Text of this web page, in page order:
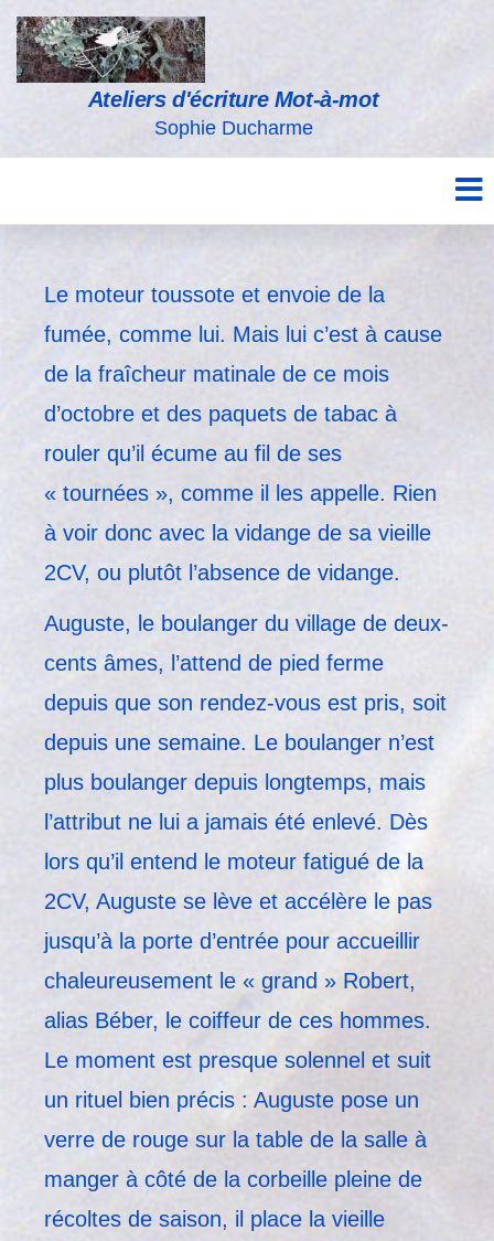
Ateliers d'écriture Mot-à-mot
Sophie Ducharme
Le moteur toussote et envoie de la
fumée, comme lui. Mais lui c’est à cause
de la fraîcheur matinale de ce mois
d’octobre et des paquets de tabac à
rouler qu’il écume au fil de ses
« tournées », comme il les appelle. Rien
à voir donc avec la vidange de sa vieille
2CV, ou plutôt l’absence de vidange.
Auguste, le boulanger du village de deux-
cents âmes, l’attend de pied ferme
depuis que son rendez-vous est pris, soit
depuis une semaine. Le boulanger n’est
plus boulanger depuis longtemps, mais
l’attribut ne lui a jamais été enlevé. Dès
lors qu’il entend le moteur fatigué de la
2CV, Auguste se lève et accélère le pas
jusqu’à la porte d’entrée pour accueillir
chaleureusement le « grand » Robert,
alias Béber, le coiffeur de ces hommes.
Le moment est presque solennel et suit
un rituel bien précis : Auguste pose un
verre de rouge sur la table de la salle à
manger à côté de la corbeille pleine de
récoltes de saison, il place la vieille